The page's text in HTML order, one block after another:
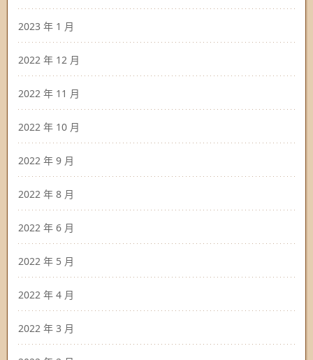
2023 年 1 月
2022 年 12 月
2022 年 11 月
2022 年 10 月
2022 年 9 月
2022 年 8 月
2022 年 6 月
2022 年 5 月
2022 年 4 月
2022 年 3 月